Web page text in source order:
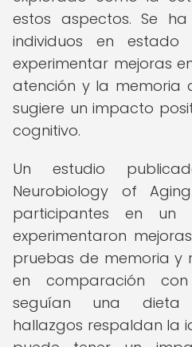
estos aspectos. Se
individuos en
experimentar mejoras
atención y la memoria
sugiere un impacto
cognitivo.
Un estudio
Neurobiology of
participantes en un
experimentaron
pruebas de memoria y
en comparación
seguían una dieta
hallazgos respaldan la